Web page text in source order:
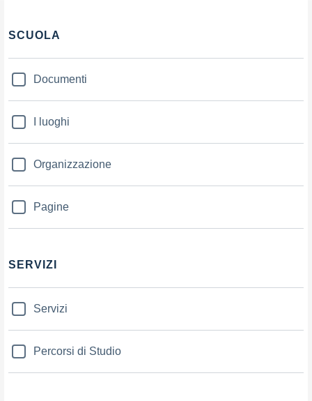
Filtri
SCUOLA
Documenti
I luoghi
Organizzazione
Pagine
SERVIZI
Servizi
Percorsi di Studio